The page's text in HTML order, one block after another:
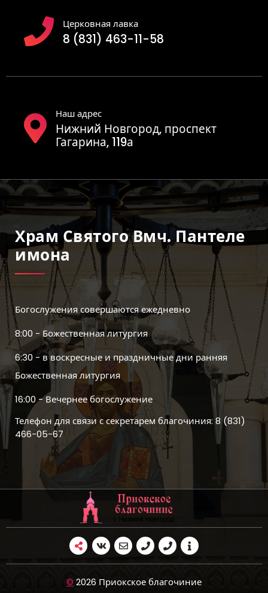
Церковная лавка
8 (831) 463-11-58
Наш адрес
Нижний Новгород, проспект
Гагарина, 119а
Храм Святого Вмч. Пантеле
Имона
Богослужения совершаются ежедневно
8:00 - Божественная литургия
6:30 - в воскресные и праздничные дни ранняя
Божественная литургия
16:00 - Вечернее богослужение
Телефон для связи с секретарем благочиния: 8 (831)
466-05-67
© 2026 Приокское благочиние